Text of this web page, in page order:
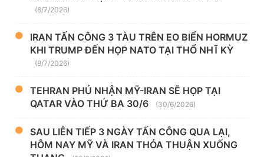
(8/7/2026)
IRAN TẤN CÔNG 3 TÀU TRÊN EO BIỂN HORMUZ
KHI TRUMP ĐẾN HỌP NATO TẠI THỔ NHĨ KỲ
(8/7/2026)
TEHRAN PHỦ NHẬN MỸ-IRAN SẼ HỌP TẠI
QATAR VÀO THỨ BA 30/6
(30/6/2026)
SAU LIÊN TIẾP 3 NGÀY TẤN CÔNG QUA LẠI,
HÔM NAY MỸ VÀ IRAN THỎA THUẬN XUỐNG